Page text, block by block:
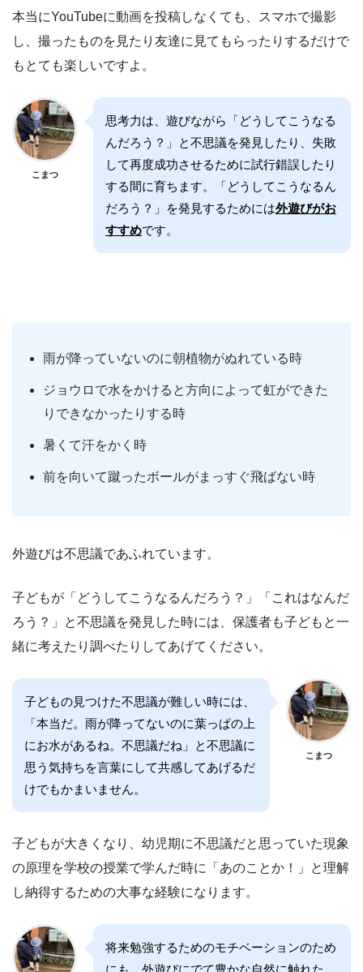
本当にYouTubeに動画を投稿しなくても、スマホで撮影
し、撮ったものを見たり友達に見てもらったりするだけで
もとても楽しいですよ。
こまつ
思考力は、遊びながら「どうしてこうなる
んだろう？」と不思議を発見したり、失敗
して再度成功させるために試行錯誤したり
する間に育ちます。「どうしてこうなるん
だろう？」を発見するためには外遊びがお
すすめです。
雨が降っていないのに朝植物がぬれている時
ジョウロで水をかけると方向によって虹ができた
りできなかったりする時
暑くて汗をかく時
前を向いて蹴ったボールがまっすぐ飛ばない時
外遊びは不思議であふれています。
子どもが「どうしてこうなるんだろう？」「これはなんだ
ろう？」と不思議を発見した時には、保護者も子どもと一
緒に考えたり調べたりしてあげてください。
子どもの見つけた不思議が難しい時には、
「本当だ。雨が降ってないのに葉っぱの上
にお水があるね。不思議だね」と不思議に
思う気持ちを言葉にして共感してあげるだ
けでもかまいません。
こまつ
子どもが大きくなり、幼児期に不思議だと思っていた現象
の原理を学校の授業で学んだ時に「あのことか！」と理解
し納得するための大事な経験になります。
将来勉強するためのモチベーションのため
にも、外遊びにでて豊かな自然に触れた